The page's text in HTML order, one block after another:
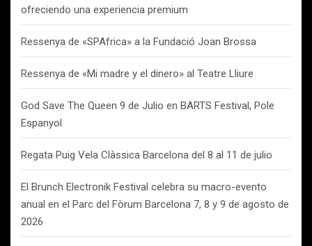
ofreciendo una experiencia premium
Ressenya de «SPAfrica» a la Fundació Joan Brossa
Ressenya de «Mi madre y el dinero» al Teatre Lliure
God Save The Queen 9 de Julio en BARTS Festival, Pole
Espanyol
Regata Puig Vela Clàssica Barcelona del 8 al 11 de julio
El Brunch Electronik Festival celebra su macro-evento
anual en el Parc del Fòrum Barcelona 7, 8 y 9 de agosto de
2026